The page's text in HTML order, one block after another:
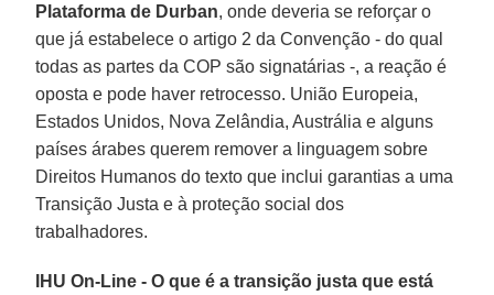
Plataforma de Durban, onde deveria se reforçar o
que já estabelece o artigo 2 da Convenção - do qual
todas as partes da COP são signatárias -, a reação é
oposta e pode haver retrocesso. União Europeia,
Estados Unidos, Nova Zelândia, Austrália e alguns
países árabes querem remover a linguagem sobre
Direitos Humanos do texto que inclui garantias a uma
Transição Justa e à proteção social dos
trabalhadores.
IHU On-Line - O que é a transição justa que está